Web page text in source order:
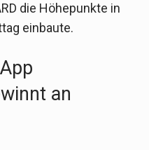
die Höhepunkte in
einbaute.
an